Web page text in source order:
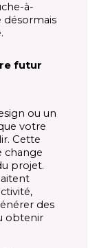
à-
désormais
futur
ou un
votre
Cette
change
projet.
des
obtenir